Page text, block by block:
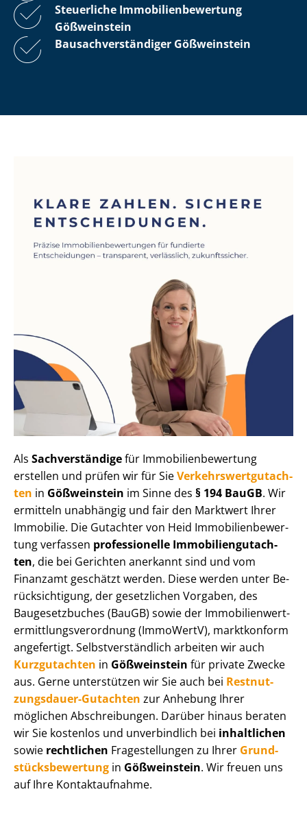
Steuerliche Im­mo­bi­li­en­be­wer­tung
Gößweinstein
Bau­sach­ver­stän­di­ger Gößweinstein
Als Sachverständigefür Im­mo­bi­li­en­be­wer­tung
erstellen und prüfen wir für SieVer­kehrs­wert­gut­ach­
ten in Gößweinstein im Sinne des § 194 BauGB. Wir
ermitteln unabhängig und fair den Marktwert Ihrer
Immobilie. Die Gutachter von Heid Im­mo­bi­li­en­be­wer­
tung verfassen professionelle Im­mo­bi­li­en­gut­ach­
ten, die bei Gerichten anerkannt sind und vom
Finanzamt geschätzt werden. Diese werden unter Be­
rück­sich­ti­gung, der gesetzlichen Vorgaben, des
Baugesetzbuches (BauGB) sowie der Im­mo­bi­li­en­wert­
ermitt­lungs­ver­ord­nung (ImmoWertV), marktkonform
angefertigt. Selbst­ver­ständ­lich arbeiten wir auch
Kurzgutachten in Gößweinstein für private Zwecke
aus. Gerne unterstützen wir Sie auch bei Rest­nut­
zungs­dau­er-Gutachten zur Anhebung Ihrer
möglichen Abschreibungen. Darüber hinaus beraten
wir Sie kostenlos und unverbindlich bei inhaltlichen
sowie rechtlichen Fragestellungen zu Ihrer Grund­
stücks­be­wer­tung in Gößweinstein. Wir freuen uns
auf Ihre Kontaktaufnahme.